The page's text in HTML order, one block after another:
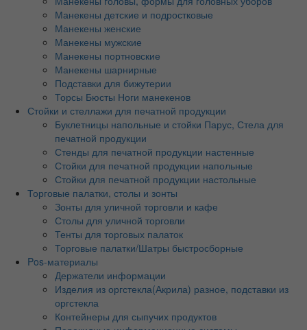
Манекены детские и подростковые
Манекены женские
Манекены мужские
Манекены портновские
Манекены шарнирные
Подставки для бижутерии
Торсы Бюсты Ноги манекенов
Стойки и стеллажи для печатной продукции
Буклетницы напольные и стойки Парус, Стела для
печатной продукции
Стенды для печатной продукции настенные
Стойки для печатной продукции напольные
Стойки для печатной продукции настольные
Торговые палатки, столы и зонты
Зонты для уличной торговли и кафе
Столы для уличной торговли
Тенты для торговых палаток
Торговые палатки/Шатры быстросборные
Pos-материалы
Держатели информации
Изделия из оргстекла(Акрила) разное, подставки из
оргстекла
Контейнеры для сыпучих продуктов